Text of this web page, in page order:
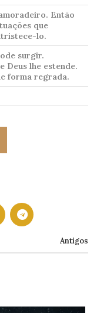
Então
que
lo.
surgir.
Deus lhe estende.
forma regrada.
Antigos